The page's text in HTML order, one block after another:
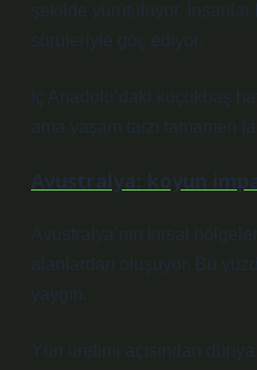
şekilde yürütülüyor. İnsanlar
sürüleriyle göç ediyor.
İç Anadolu’daki küçükbaş
ama yaşam tarzı tamamen
Avustralya: koyun
Avustralya’nın kırsal
alanlardan oluşuyor. Bu
yaygın.
Yün üretimi açısından